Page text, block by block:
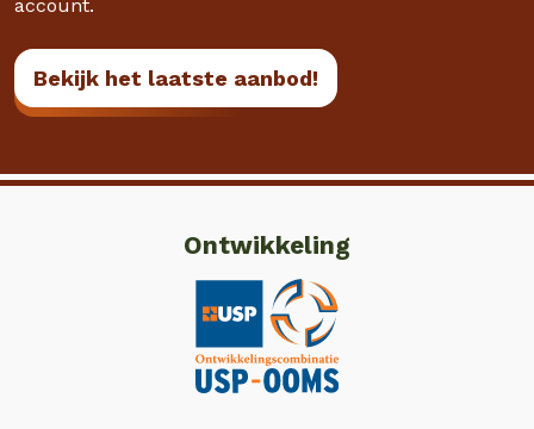
account.
Bekijk het laatste aanbod!
Ontwikkeling